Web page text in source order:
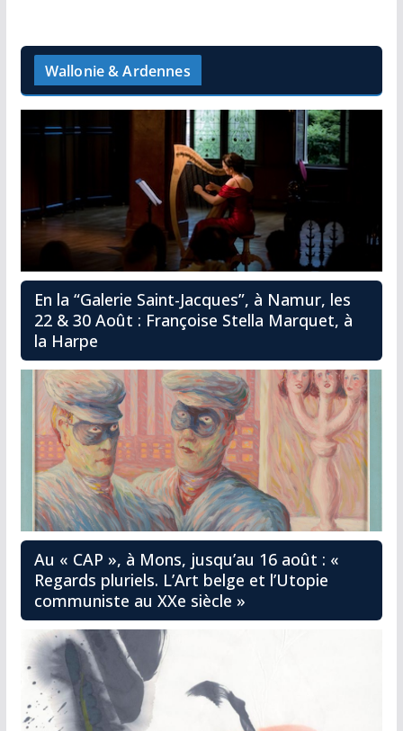
Wallonie & Ardennes
En la “Galerie Saint-Jacques”, à Namur, les
22 & 30 Août : Françoise Stella Marquet, à
la Harpe
Au « CAP », à Mons, jusqu’au 16 août : «
Regards pluriels. L’Art belge et l’Utopie
communiste au XXe siècle »